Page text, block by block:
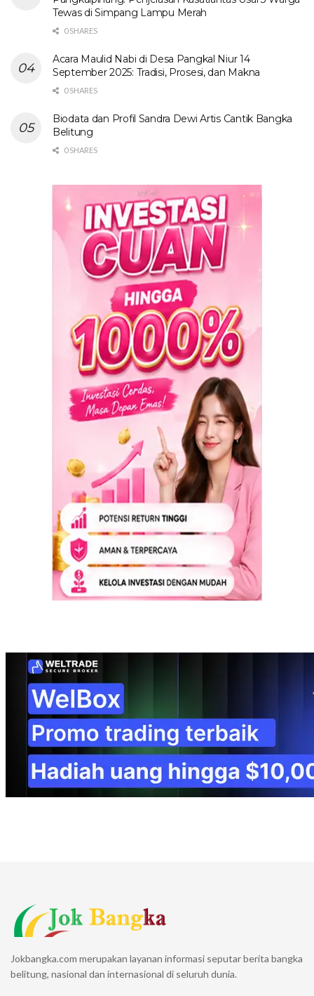
Tewas di Simpang Lampu Merah
0 SHARES
Acara Maulid Nabi di Desa Pangkal Niur 14
September 2025: Tradisi, Prosesi, dan Makna
0 SHARES
Biodata dan Profil Sandra Dewi Artis Cantik Bangka
Belitung
0 SHARES
Jokbangka.com merupakan layanan informasi seputar berita bangka
belitung, nasional dan internasional di seluruh dunia.